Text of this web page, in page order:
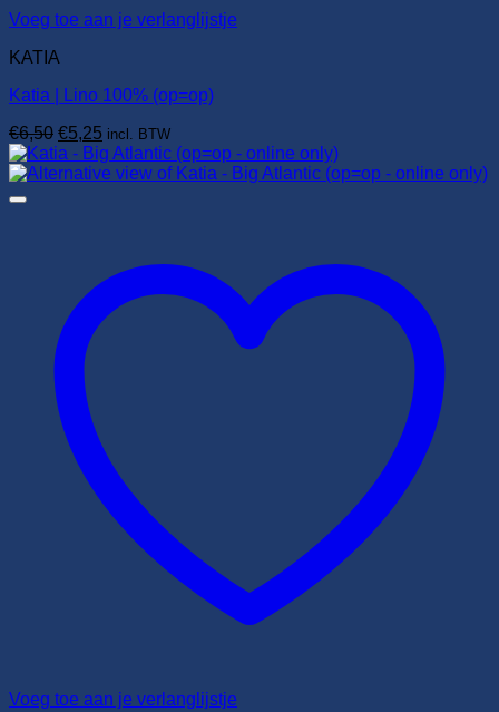
Voeg toe aan je verlanglijstje
KATIA
Katia | Lino 100% (op=op)
€6,50 Oorspronkelijke
prijs
was:
€5,25 Huidige
prijs
is:
incl. BTW
Voeg toe aan je verlanglijstje